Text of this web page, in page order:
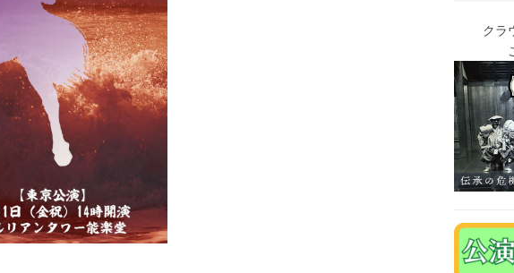
クラ